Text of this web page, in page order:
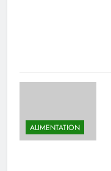
ALIMENTATION